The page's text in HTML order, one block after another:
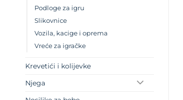
Podloge za igru
Slikovnice
Vozila, kacige i oprema
Vreće za igračke
Krevetići i kolijevke
Njega